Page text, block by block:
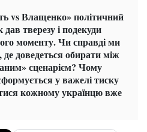
vs Влащенко» політичний
тверезу і подекуди
моменту. Чи справді ми
доведеться обирати між
сценарієм? Чому
у важелі тиску
кожному українцю вже